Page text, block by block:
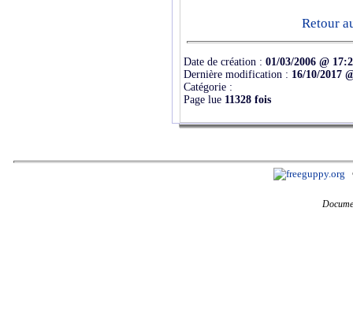
Retour
Date de création : 01/03/2006 @
Dernière modification : 16/10/2017
Catégorie :
Page lue 11328 fois